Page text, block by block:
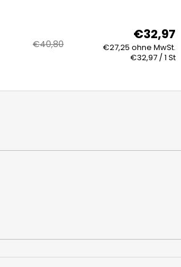
€40,80
€32,97
€27,25 ohne MwSt.
Verkaufspreis:
€32,97 / 1 St